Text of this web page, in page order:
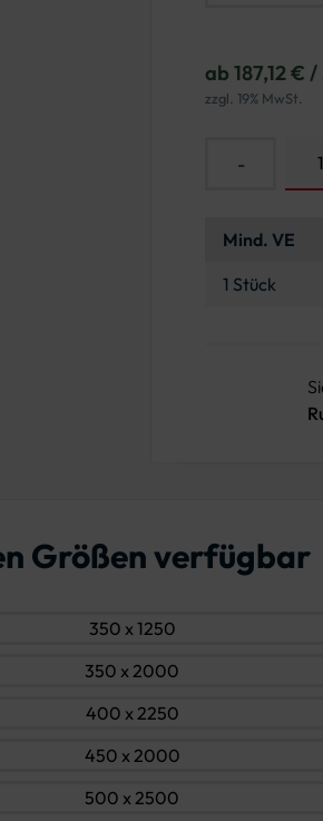
ab 187,12 €
zzgl. 19% MwSt.
-
Mind. VE
1 Stück
Größen verfügbar
350 x 1250
350 x 2000
400 x 2250
450 x 2000
500 x 2500